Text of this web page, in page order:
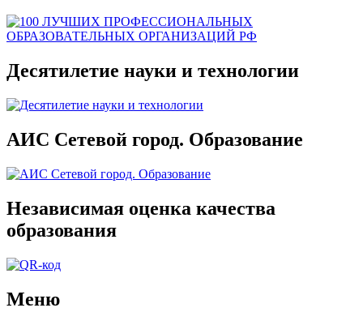
Десятилетие науки и технологии
АИС Сетевой город. Образование
Независимая оценка качества
образования
Меню